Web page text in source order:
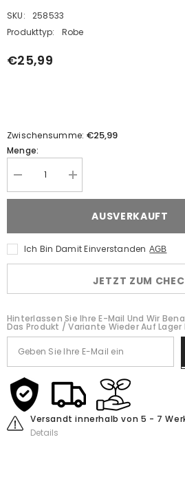
SKU:
258533
Produkttyp:
Robe
€25,99
Zwischensumme: €25,99
Menge:
verringern
für
Cosplay
Robe
Kostüm
Outfits
Anzug
Menge
erhöhen
für
Herren
Mönch
Cosplay
Kostüm
Outfits
Karneval
Anzug
AUSVERKAUFT
Ich Bin Damit Einverstanden AGB
JETZT ZUM
Hinterlassen Sie Ihre E-Mail Und Wir
Das Produkt / Variante Wieder Auf Lager
Versandt innerhalb von 5 - 7
Details